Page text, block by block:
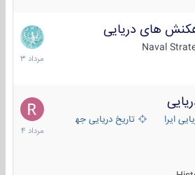
های دریایی
Naval
2
مرداد
1403
ایران تاریخ دریایی جهان
16
مرداد
1404